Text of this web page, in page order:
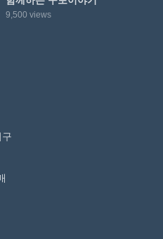
9,500 views